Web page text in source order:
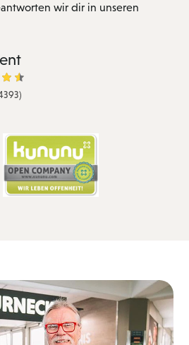
wir dir in unseren